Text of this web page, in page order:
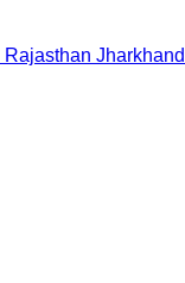
Rajasthan Jharkhand